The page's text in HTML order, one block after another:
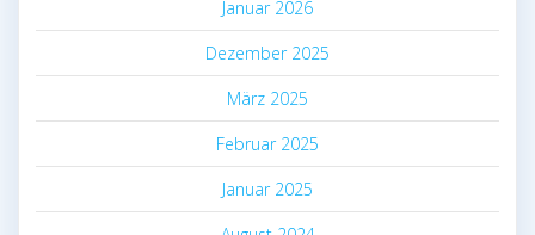
Januar 2026
Dezember 2025
März 2025
Februar 2025
Januar 2025